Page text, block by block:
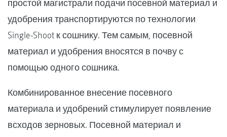
простой магистрали подачи посевной материал и
удобрения транспортируются по технологии
Single-Shoot к сошнику. Тем самым, посевной
материал и удобрения вносятся в почву с
помощью одного сошника.
Комбинированное внесение посевного
материала и удобрений стимулирует появление
всходов зерновых. Посевной материал и